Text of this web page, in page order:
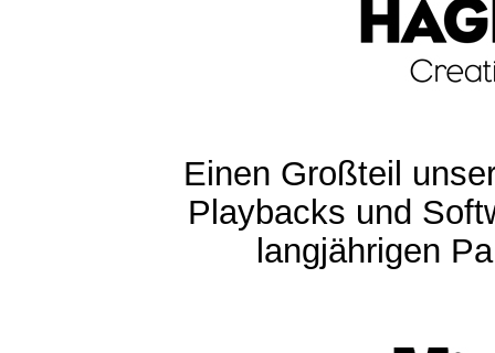
Einen Großteil
Playbacks und
langjährigen